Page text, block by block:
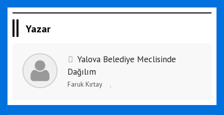
Yazar
Yalova Belediye Meclisinde
Dağılım
Faruk Kırtay ,